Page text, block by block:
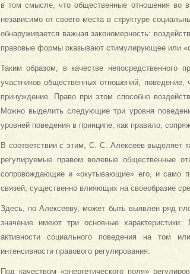
в том смысле, что общественные отношения во
независимо от своего места в структуре
обнаруживается важная закономерность:
правовые формы оказывают стимулирующее или
Таким образом, в качестве непосредственного
участников общественных отношений,
принуждение. Право при этом способно
Можно выделить следующие три уровня
уровней поведения в принципе, как правило,
В соответствии с этим, С. С. Алексеев выделяет
регулируемые правом волевые общественные
сопровождающие и «окутывающие» его, и само
связей, существенно влияющих на своеобразие
Здесь, по Алексееву, может быть выявлен ряд
значение имеют три основные характеристики:
активности социального поведения на том
интенсивности правового регулирования.
Под качеством «энергетического поля»